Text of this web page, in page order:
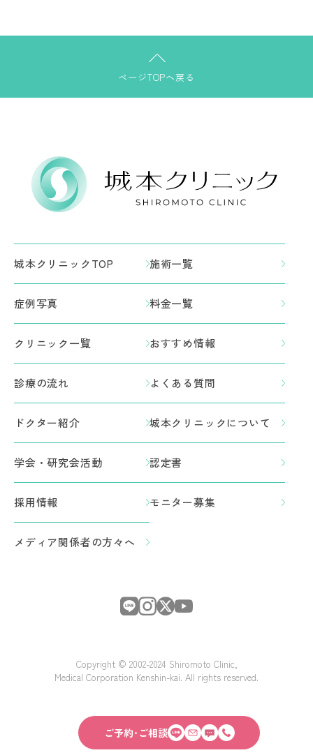
ご予約･ご相談
ページTOPへ戻る
城本クリニックTOP 施術一覧
症例写真 料金一覧
クリニック一覧 おすすめ情報
診療の流れ よくある質問
ドクター紹介 城本クリニックについて
学会・研究会活動 認定書
採用情報 モニター募集
メディア関係者の方々へ
Copyright © 2002-2024 Shiromoto Clinic,
Medical Corporation Kenshin-kai. All rights reserved.